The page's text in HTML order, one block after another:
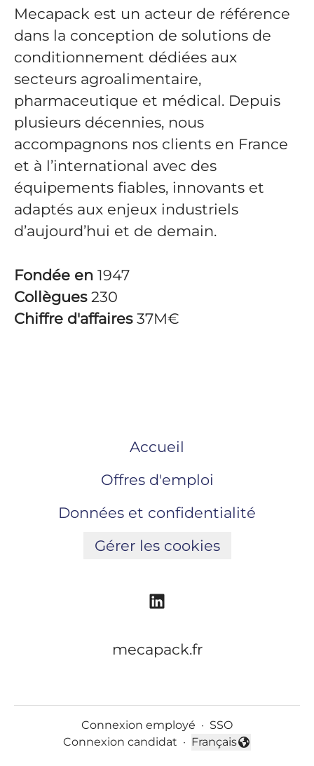
Mecapack est un acteur de référence
dans la conception de solutions de
conditionnement dédiées aux
secteurs agroalimentaire,
pharmaceutique et médical. Depuis
plusieurs décennies, nous
accompagnons nos clients en France
et à l’international avec des
équipements fiables, innovants et
adaptés aux enjeux industriels
d’aujourd’hui et de demain.
Fondée en 1947
Collègues 230
Chiffre d'affaires 37M€
Accueil
Offres d'emploi
Données et confidentialité
Gérer les cookies
mecapack.fr
Connexion employé · SSO
Connexion candidat ·
Changer la langue
Français